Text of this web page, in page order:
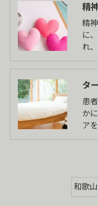
精
精
に
れ
タ
患
か
ア
和歌